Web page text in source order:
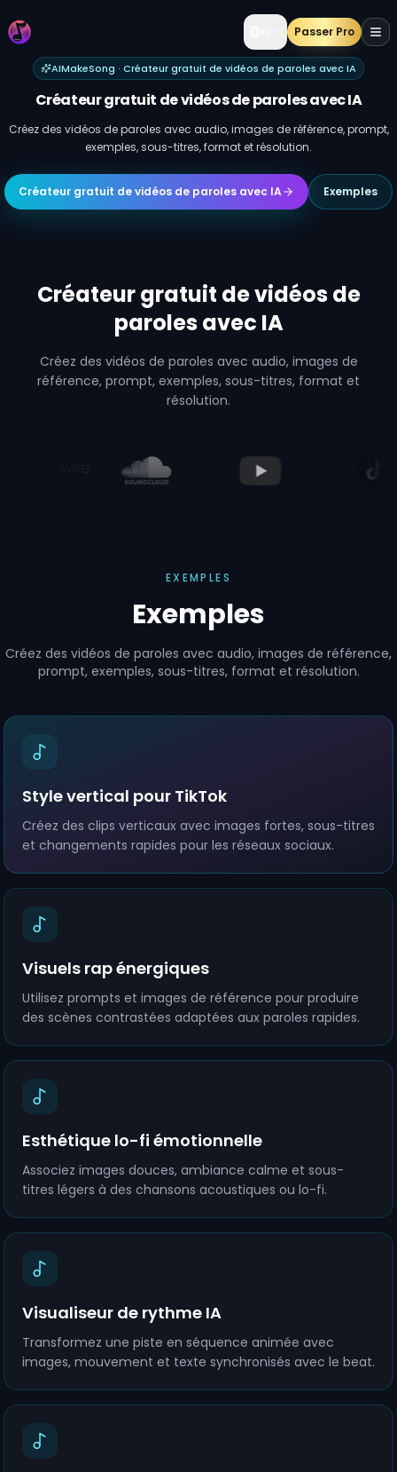
Passer Pro
AIMakeSong · Créateur gratuit de vidéos de paroles avec IA
Créateur gratuit de vidéos de paroles avec IA
Créez des vidéos de paroles avec audio, images de référence, prompt,
exemples, sous-titres, format et résolution.
Créateur gratuit de vidéos de paroles avec IA Exemples
Créateur gratuit de vidéos de
paroles avec IA
Créez des vidéos de paroles avec audio, images de
référence, prompt, exemples, sous-titres, format et
résolution.
EXEMPLES
Exemples
Créez des vidéos de paroles avec audio, images de référence,
prompt, exemples, sous-titres, format et résolution.
Style vertical pour TikTok
Créez des clips verticaux avec images fortes, sous-titres
et changements rapides pour les réseaux sociaux.
Visuels rap énergiques
Utilisez prompts et images de référence pour produire
des scènes contrastées adaptées aux paroles rapides.
Esthétique lo-fi émotionnelle
Associez images douces, ambiance calme et sous-
titres légers à des chansons acoustiques ou lo-fi.
Visualiseur de rythme IA
Transformez une piste en séquence animée avec
images, mouvement et texte synchronisés avec le beat.